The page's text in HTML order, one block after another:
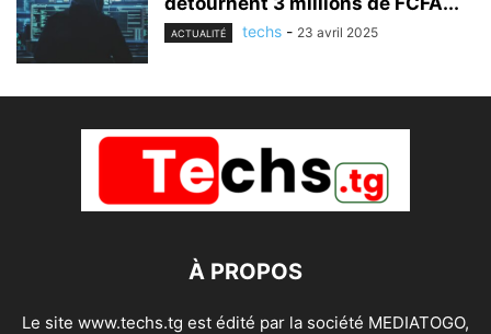
ACTUALITÉ techs - 23 avril 2025
À PROPOS
Le site www.techs.tg est édité par la société MEDIATOGO,